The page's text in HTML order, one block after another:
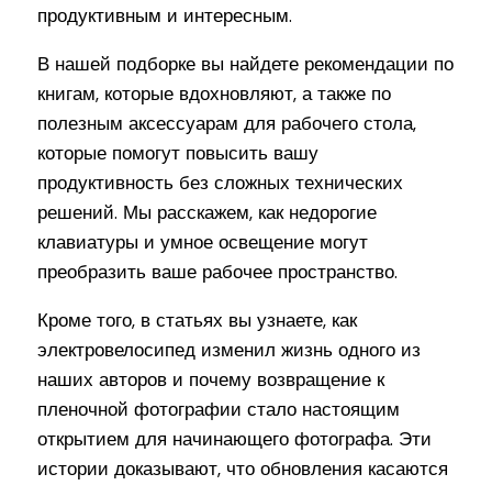
продуктивным и интересным.
В нашей подборке вы найдете рекомендации по
книгам, которые вдохновляют, а также по
полезным аксессуарам для рабочего стола,
которые помогут повысить вашу
продуктивность без сложных технических
решений. Мы расскажем, как недорогие
клавиатуры и умное освещение могут
преобразить ваше рабочее пространство.
Кроме того, в статьях вы узнаете, как
электровелосипед изменил жизнь одного из
наших авторов и почему возвращение к
пленочной фотографии стало настоящим
открытием для начинающего фотографа. Эти
истории доказывают, что обновления касаются